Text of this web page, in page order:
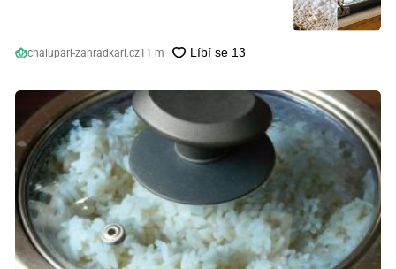
chalupari-zahradkari.cz11 m